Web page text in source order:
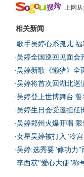
上网
相关新闻
·歌手吴婷心系孤儿
·吴婷全国巡回见面会
·吴婷新歌《懒猪》全
·吴婷将首次回湖北巡
·吴婷登上世博舞台
·吴婷生日会受邀担任
·吴婷郑州火爆开唱
·女星吴婷被打入"冷
·吴婷:选秀要"修功力"
·李西获"爱心大使"称